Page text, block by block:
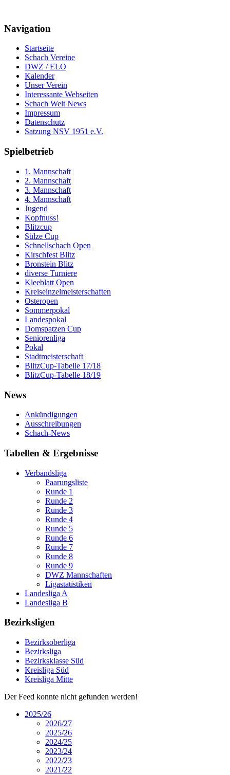
Navigation
Startseite
Schach Vereine
DWZ / ELO
Kalender
Unser Verein
Interessante Webseiten
Schach Welt News
Impressum
Datenschutz
Satzung NSV 1951 e.V.
Spielbetrieb
1. Mannschaft
2. Mannschaft
3. Mannschaft
4. Mannschaft
Jugend
Kopfnuss!
Blitzcup
Sülze Cup
Schnellschach Open
Kirschfest Blitz
Bronstein Blitz
diverse Turniere
Kleeblatt Open
Kreiseinzelmeisterschaften
Osteropen
Sommerpokal
Landespokal
Domspatzen Cup
Seniorenliga
Pokal
Stadtmeisterschaft
BlitzCup-Tabelle 17/18
BlitzCup-Tabelle 18/19
News
Ankündigungen
Ausschreibungen
Schach-News
Tabellen & Ergebnisse
Verbandsliga
Paarungsliste
Runde 1
Runde 2
Runde 3
Runde 4
Runde 5
Runde 6
Runde 7
Runde 8
Runde 9
DWZ Mannschaften
Ligastatistiken
Landesliga A
Landesliga B
Bezirksligen
Bezirksoberliga
Bezirksliga
Bezirksklasse Süd
Kreisliga Süd
Kreisliga Mitte
Der Feed konnte nicht gefunden werden!
2025/26
2026/27
2025/26
2024/25
2023/24
2022/23
2021/22